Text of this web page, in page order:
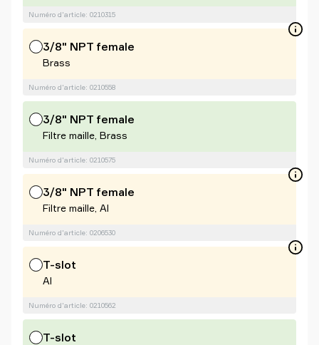
Numéro d'article: 0210315
3/8" NPT female
Brass
Numéro d'article: 0210558
3/8" NPT female
Filtre maille, Brass
Numéro d'article: 0210575
3/8" NPT female
Filtre maille, Al
Numéro d'article: 0206530
T-slot
Al
Numéro d'article: 0210562
T-slot